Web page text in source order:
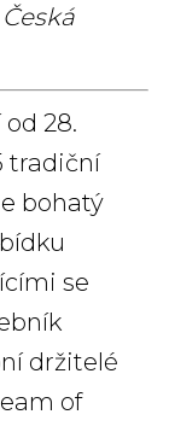
28.
tradiční
bohatý
se
držitelé
of